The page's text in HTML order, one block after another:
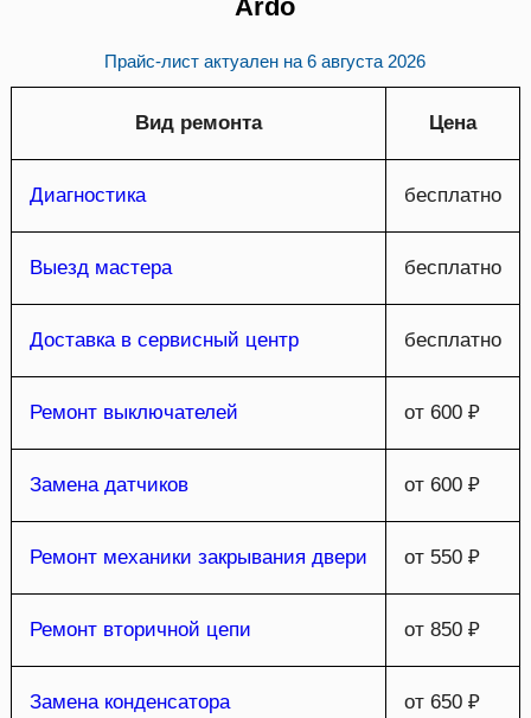
Ardo
Прайс-лист актуален на6 августа 2026
Вид ремонта Цена
Диагностика бесплатно
Выезд мастера бесплатно
Доставка в сервисный центр бесплатно
Ремонт выключателей от 600 ₽
Замена датчиков от 600 ₽
Ремонт механики закрывания двери от 550 ₽
Ремонт вторичной цепи от 850 ₽
Замена конденсатора от 650 ₽